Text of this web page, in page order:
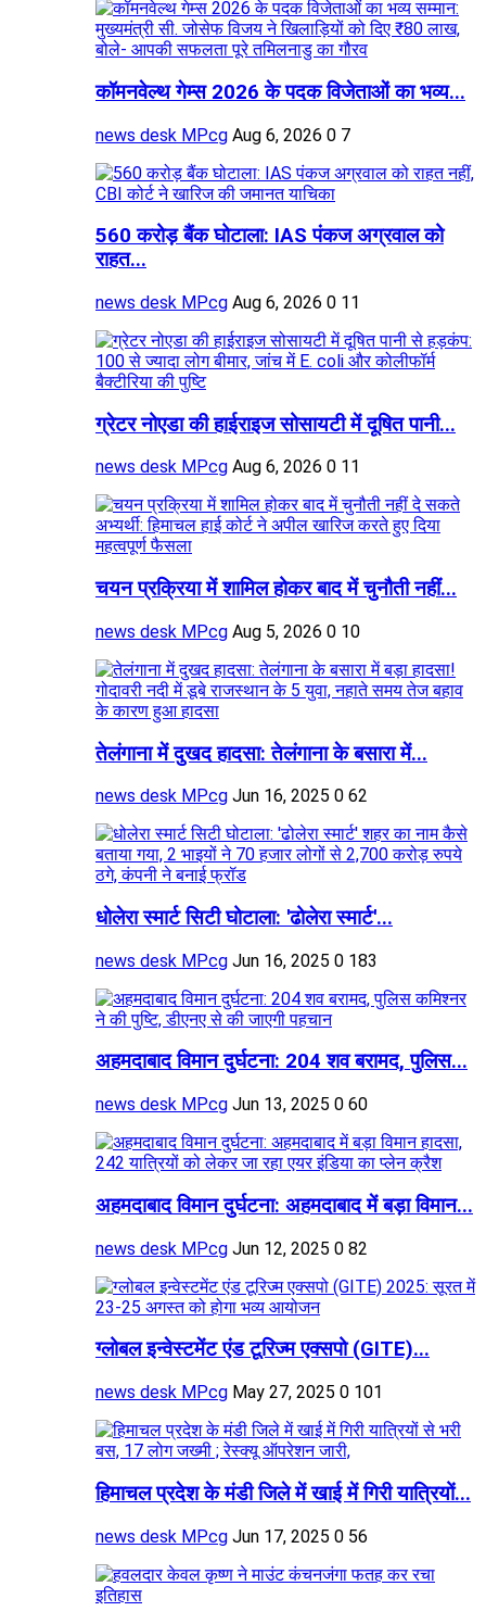
कॉमनवेल्थ गेम्स 2026 के पदक विजेताओं का भव्य...
news desk MPcg Aug 6, 2026 0 7
560 करोड़ बैंक घोटाला: IAS पंकज अग्रवाल को
राहत...
news desk MPcg Aug 6, 2026 0 11
ग्रेटर नोएडा की हाईराइज सोसायटी में दूषित पानी...
news desk MPcg Aug 6, 2026 0 11
चयन प्रक्रिया में शामिल होकर बाद में चुनौती नहीं...
news desk MPcg Aug 5, 2026 0 10
तेलंगाना में दुखद हादसा: तेलंगाना के बसारा में...
news desk MPcg Jun 16, 2025 0 62
धोलेरा स्मार्ट सिटी घोटाला: 'ढोलेरा स्मार्ट'...
news desk MPcg Jun 16, 2025 0 183
अहमदाबाद विमान दुर्घटना: 204 शव बरामद, पुलिस...
news desk MPcg Jun 13, 2025 0 60
अहमदाबाद विमान दुर्घटना: अहमदाबाद में बड़ा विमान...
news desk MPcg Jun 12, 2025 0 82
ग्लोबल इन्वेस्टमेंट एंड टूरिज्म एक्सपो (GITE)...
news desk MPcg May 27, 2025 0 101
हिमाचल प्रदेश के मंडी जिले में खाई में गिरी यात्रियों...
news desk MPcg Jun 17, 2025 0 56